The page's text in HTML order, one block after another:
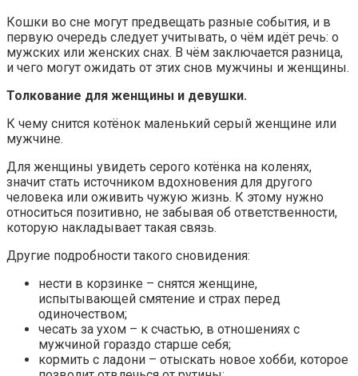
Кошки во сне могут предвещать разные события, и в
первую очередь следует учитывать, о чём идёт речь: о
мужских или женских снах. В чём заключается разница,
и чего могут ожидать от этих снов мужчины и женщины.
Толкование для женщины и девушки.
К чему снится котёнок маленький серый женщине или
мужчине.
Для женщины увидеть серого котёнка на коленях,
значит стать источником вдохновения для другого
человека или оживить чужую жизнь. К этому нужно
относиться позитивно, не забывая об ответственности,
которую накладывает такая связь.
Другие подробности такого сновидения:
нести в корзинке – снятся женщине,
испытывающей смятение и страх перед
одиночеством;
чесать за ухом – к счастью, в отношениях с
мужчиной гораздо старше себя;
кормить с ладони – отыскать новое хобби, которое